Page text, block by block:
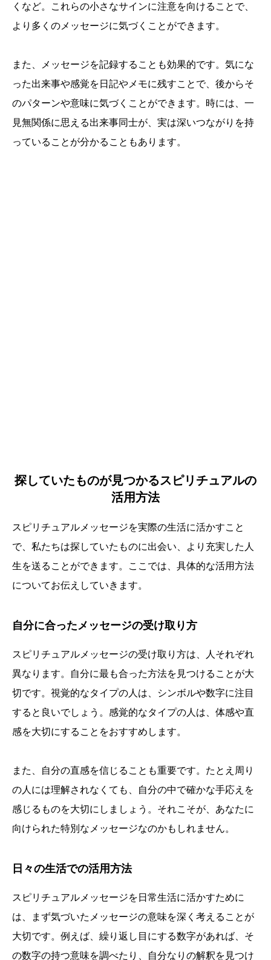
くなど。これらの小さなサインに注意を向けることで、
より多くのメッセージに気づくことができます。
また、メッセージを記録することも効果的です。気にな
った出来事や感覚を日記やメモに残すことで、後からそ
のパターンや意味に気づくことができます。時には、一
見無関係に思える出来事同士が、実は深いつながりを持
っていることが分かることもあります。
探していたものが見つかるスピリチュアルの
活用方法
スピリチュアルメッセージを実際の生活に活かすこと
で、私たちは探していたものに出会い、より充実した人
生を送ることができます。ここでは、具体的な活用方法
についてお伝えしていきます。
自分に合ったメッセージの受け取り方
スピリチュアルメッセージの受け取り方は、人それぞれ
異なります。自分に最も合った方法を見つけることが大
切です。視覚的なタイプの人は、シンボルや数字に注目
すると良いでしょう。感覚的なタイプの人は、体感や直
感を大切にすることをおすすめします。
また、自分の直感を信じることも重要です。たとえ周り
の人には理解されなくても、自分の中で確かな手応えを
感じるものを大切にしましょう。それこそが、あなたに
向けられた特別なメッセージなのかもしれません。
日々の生活での活用方法
スピリチュアルメッセージを日常生活に活かすために
は、まず気づいたメッセージの意味を深く考えることが
大切です。例えば、繰り返し目にする数字があれば、そ
の数字の持つ意味を調べたり、自分なりの解釈を見つけ